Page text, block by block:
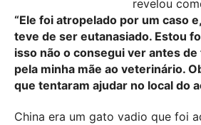
revelou
“Ele foi atropelado por um caso
teve de ser eutanasiado. Estou
isso não o consegui ver antes
pela minha mãe ao veterinário.
que tentaram ajudar no local do
China era um gato vadio que foi